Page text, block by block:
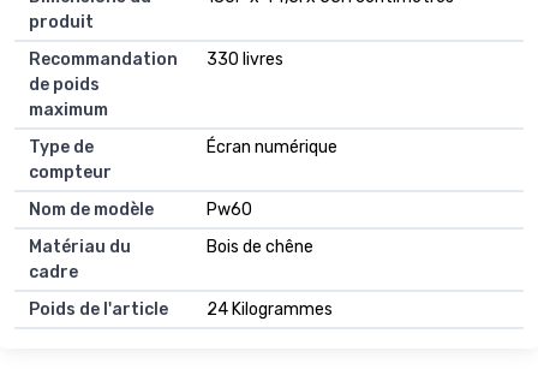
produit
Recommandation
de poids
maximum
330 livres
Type de
compteur
Écran numérique
Nom de modèle
Pw60
Matériau du
cadre
Bois de chêne
Poids de l'article 24 Kilogrammes